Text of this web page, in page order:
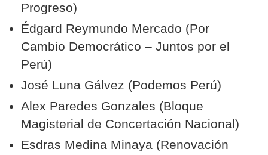
Progreso)
Édgard Reymundo Mercado (Por
Cambio Democrático – Juntos por el
Perú)
José Luna Gálvez (Podemos Perú)
Alex Paredes Gonzales (Bloque
Magisterial de Concertación Nacional)
Esdras Medina Minaya (Renovación